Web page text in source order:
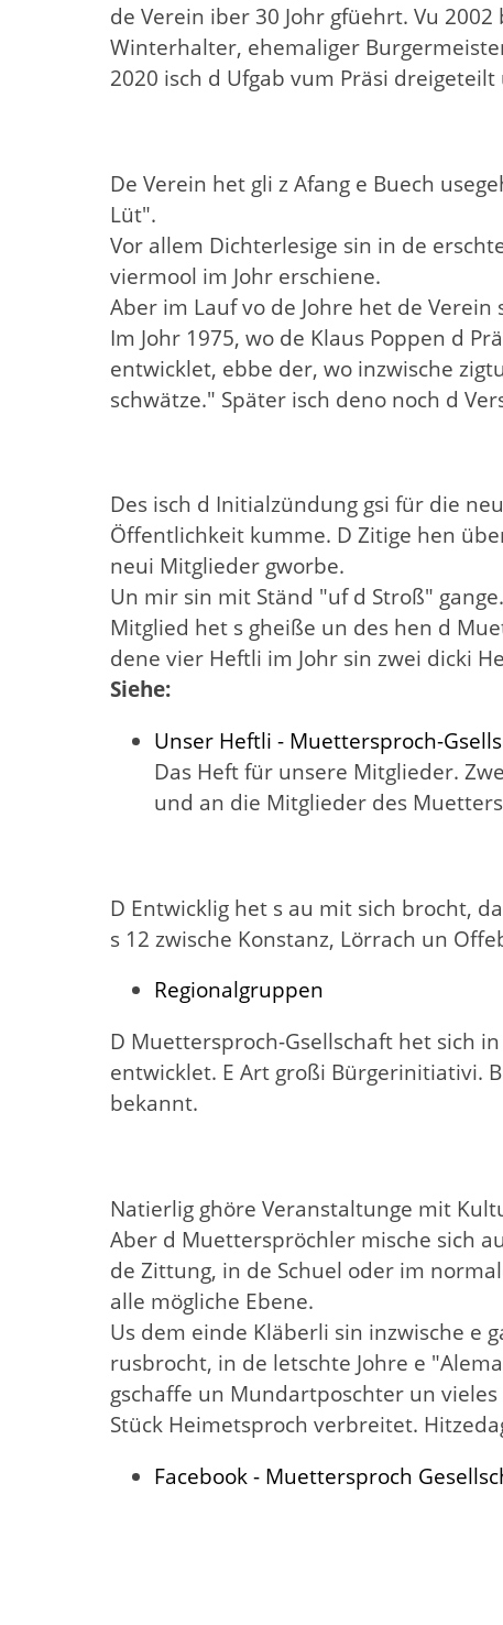
de Verein iber 30 Johr gfüehrt. Vu
Winterhalter, ehemaliger
2020 isch d Ufgab vum Präsi
De Verein het gli z Afang e Buech
Lüt".
Vor allem Dichterlesige sin in de
viermool im Johr erschiene.
Aber im Lauf vo de Johre het de
Im Johr 1975, wo de Klaus Poppen d
entwicklet, ebbe der, wo inzwische
schwätze." Später isch deno noch d
Des isch d Initialzündung gsi für die
Öffentlichkeit kumme. D Zitige hen
neui Mitglieder gworbe.
Un mir sin mit Ständ "uf d Stroß"
Mitglied het s gheiße un des hen d
dene vier Heftli im Johr sin zwei dicki
Siehe:
Unser Heftli - Muettersproch-
Das Heft für unsere Mitglieder.
und an die Mitglieder des
D Entwicklig het s au mit sich brocht,
s 12 zwische Konstanz, Lörrach un
Regionalgruppen
D Muettersproch-Gsellschaft het sich
entwicklet. E Art großi Bürgerinitiativi.
bekannt.
Natierlig ghöre Veranstaltunge mit
Aber d Muetterspröchler mische sich
de Zittung, in de Schuel oder im
alle mögliche Ebene.
Us dem einde Kläberli sin inzwische e
rusbrocht, in de letschte Johre e
gschaffe un Mundartposchter un
Stück Heimetsproch verbreitet.
Facebook - Muettersproch